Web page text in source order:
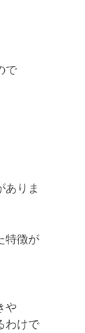
で
ありま
特徴が
や
わけで